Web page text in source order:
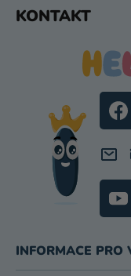
KONTAKT
INFORMACE PRO